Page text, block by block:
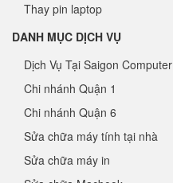
Thay pin laptop
DANH MỤC DỊCH VỤ
Dịch Vụ Tại Saigon Computer
Chi nhánh Quận 1
Chi nhánh Quận 6
Sửa chữa máy tính tại nhà
Sửa chữa máy in